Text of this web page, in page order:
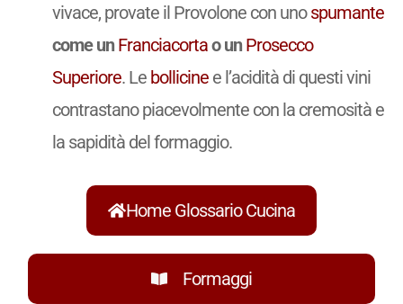
vivace, provate il Provolone con unospumante
come unFranciacortao unProsecco
Superiore. Le bollicinee l’acidità di questi vini
contrastano piacevolmente con la cremosità e
la sapidità del formaggio.
Home Glossario Cucina
Formaggi